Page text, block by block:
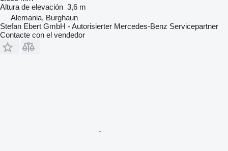
Altura de elevación 3,6 m
Alemania, Burghaun
Stefan Ebert GmbH - Autorisierter Mercedes-Benz Servicepartner
Contacte con el vendedor